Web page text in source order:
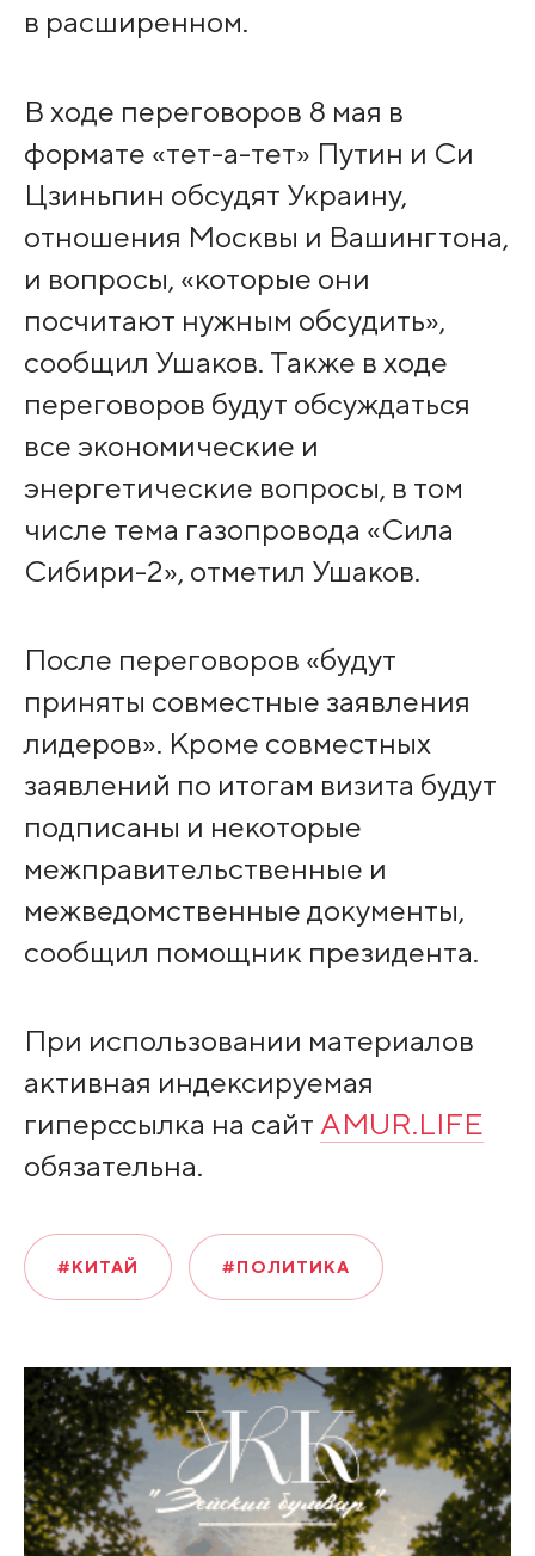
в расширенном.
В ходе переговоров 8 мая в
формате «тет-а-тет» Путин и Си
Цзиньпин обсудят Украину,
отношения Москвы и Вашингтона,
и вопросы, «которые они
посчитают нужным обсудить»,
сообщил Ушаков. Также в ходе
переговоров будут обсуждаться
все экономические и
энергетические вопросы, в том
числе тема газопровода «Сила
Сибири-2», отметил Ушаков.
После переговоров «будут
приняты совместные заявления
лидеров». Кроме совместных
заявлений по итогам визита будут
подписаны и некоторые
межправительственные и
межведомственные документы,
сообщил помощник президента.
При использовании материалов
активная индексируемая
гиперссылка на сайт AMUR.LIFE
обязательна.
#КИТАЙ #ПОЛИТИКА